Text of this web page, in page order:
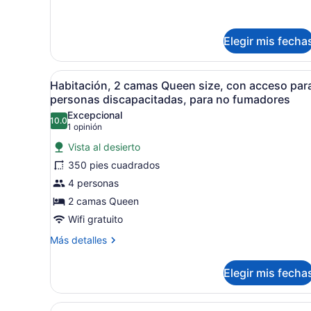
Elegir mis
Abrir
todas
las
fotos
de
Habitación,
2
camas
Queen
size,
con
personas
discapacitadas,
Habitación de hotel con
3
Habitación, 2 camas Queen size, con acceso
personas discapacitadas, para no fumadores
10.010.0 de 10
Excepcional
1 opinión
(1
opinión)
Vista al desierto
350 pies cuadrados
4 personas
2 camas Queen
Wifi gratuito
Más detalles
Más
2
camas
Elegir mis